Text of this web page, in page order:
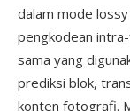
dalam mode
pengkodean
sama yang
prediksi blok,
konten fotografi.